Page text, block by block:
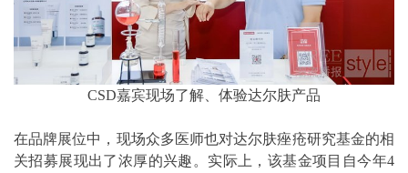
CSD嘉宾现场了解、体验达尔肤产品
在品牌展位中，现场众多医师也对达尔肤痤疮研究基金的相
关招募展现出了浓厚的兴趣。实际上，该基金项目自今年4